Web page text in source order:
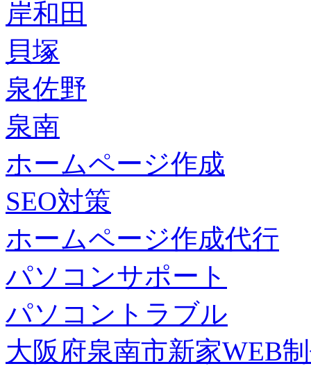
岸和田
貝塚
泉佐野
泉南
ホームページ作成
SEO対策
ホームページ作成代行
パソコンサポート
パソコントラブル
大阪府泉南市新家WEB